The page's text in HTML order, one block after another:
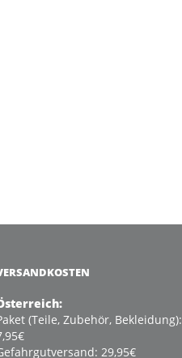
(Teile, Zubehör, Bekleidung):
29,95€